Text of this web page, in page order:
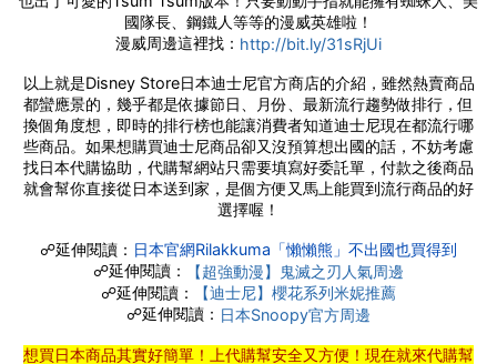
國隊長、鋼鐵人等等的漫威英雄啦！
漫威周邊這裡找： http://bit.ly/31sRjUi
以上就是Disney Store日本迪士尼官方商店的介紹，雖然熱賣商品
都蠻應景的，幾乎都是依據節日、月份、最新流行趨勢做排行，但
換個角度想，即時的排行榜也能讓消費者知道迪士尼現在都流行哪
些商品。如果想購買迪士尼商品卻又沒預算想出國的話，不妨考慮
找日本代購協助，代購幫網站只需要填寫好委託單，付款之後商品
就會幫你直接從日本送到家，是個方便又馬上能買到流行商品的好
選擇喔！
☍延伸閱讀： 日本官網Rilakkuma「懶懶熊」不出國也買得到
☍延伸閱讀：
【超強動漫】鬼滅之刃人氣周邊
☍延伸閱讀：
【迪士尼】櫻花系列米妮推薦
☍延伸閱讀： 日本Snoopy官方周邊
想買日本商品其實好簡單！上代購幫安全又方便！現在就來代購幫